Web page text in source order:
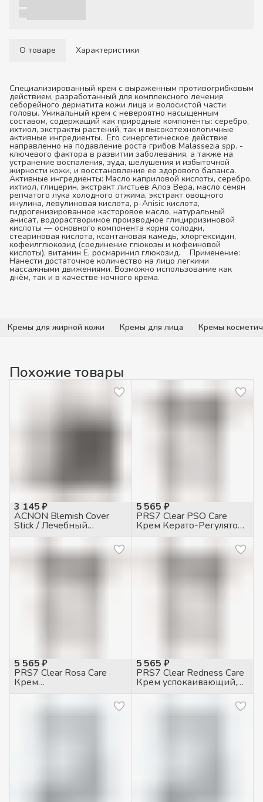
О товаре Характеристики
Специализированный крем с выраженным противогрибковым
действием, разработанный для комплексного лечения
себорейного дерматита кожи лица и волосистой части
головы. Уникальный крем с невероятно насыщенным
составом, содержащий как природные компоненты: серебро,
ихтиол, экстракты растений, так и высокотехнологичные
активные ингредиенты. Его синергетическое действие
направленно на подавление роста грибов Malassezia spp. -
ключевого фактора в развитии заболевания, а также на
устранение воспаления, зуда, шелушения и избыточной
жирности кожи, и восстановление ее здорового баланса.
Активные ингредиенты: Масло каприловой кислоты, серебро,
ихтиол, глицерин, экстракт листьев Алоэ Вера, масло семян
репчатого лука холодного отжима, экстракт овощного
инулина, левулиновая кислота, p-Anisic кислота,
гидрогенизированное касторовое масло, натуральный
анисат, водорастворимое производное глицирризиновой
кислоты — основного компонента корня солодки,
стеариновая кислота, ксантановая камедь, хлоргексидин,
кофеилглюкозид (соединение глюкозы и кофеиновой
кислоты), витамин Е, росмаринил глюкозид. Применение:
Нанести достаточное количество на лицо легкими
массажными движениями. Возможно использование как
днём, так и в качестве ночного крема.
Кремы для жирной кожи Кремы для лица Кремы
Похожие товары
3 145 ₽
ACNON Blemish Cover
Stick / Лечебный
карандаш для жирной и
проблемной кожи, 5гр
5 565 ₽
PRS7 Clear PSO Care
Крем Керато-Регулятор
при псориазе, 50мл
5 565 ₽
PRS7 Clear Rosa Care
Крем
5 565 ₽
PRS7 Clear Redness Care
Крем успокаивающий,